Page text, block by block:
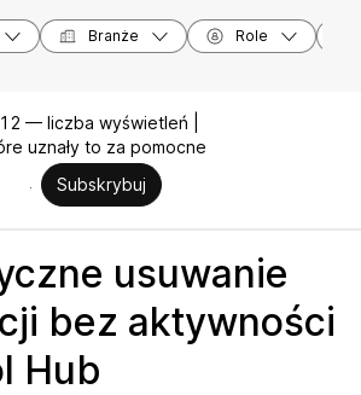
Branże Role
— liczba wyświetleń |
uznały to za pomocne
Subskrybuj
usuwanie
bez aktywności
Hub